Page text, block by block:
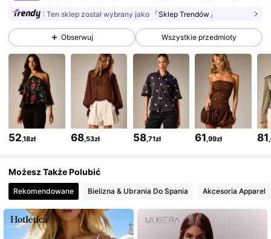
697K Obserwujący
697K Obserwujący
697K Obserwujący
Ten sklep został wybrany jako 「Sklep Trendów」
Obserwuj Wszystkie przedmioty
52 ,18zł 68 ,53zł 58,71zł 61 ,99zł 81
Możesz Także Polubić
Rekomendowane Bielizna & Ubrania Do Spania Akcesoria Apparel